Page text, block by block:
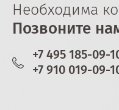
Необходима
Позвоните
+7 495 185-09-
+7 910 019-09-